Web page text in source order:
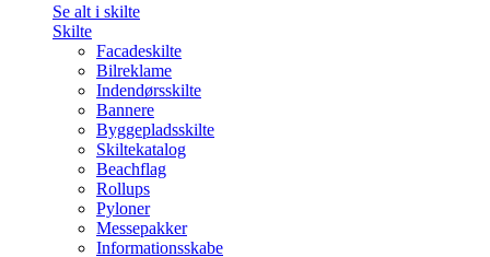
Se alt i skilte
Skilte
Facadeskilte
Bilreklame
Indendørsskilte
Bannere
Byggepladsskilte
Skiltekatalog
Beachflag
Rollups
Pyloner
Messepakker
Informationsskabe